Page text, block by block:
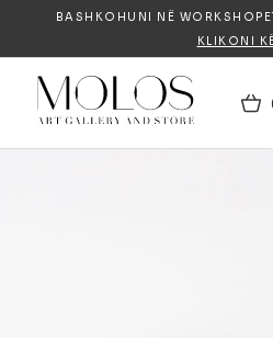
BASHKOHUNI NË
KLIKONI